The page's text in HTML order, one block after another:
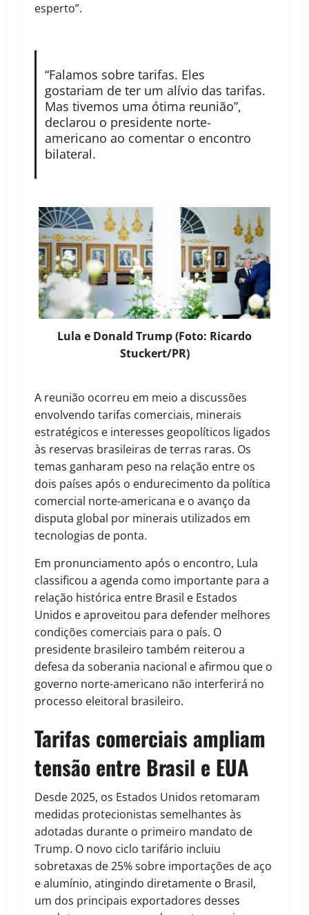
esperto”.
“Falamos sobre tarifas. Eles
gostariam de ter um alívio das tarifas.
Mas tivemos uma ótima reunião”,
declarou o presidente norte-
americano ao comentar o encontro
bilateral.
Lula e Donald Trump (Foto: Ricardo
Stuckert/PR)
A reunião ocorreu em meio a discussões
envolvendo tarifas comerciais, minerais
estratégicos e interesses geopolíticos ligados
às reservas brasileiras de terras raras. Os
temas ganharam peso na relação entre os
dois países após o endurecimento da política
comercial norte-americana e o avanço da
disputa global por minerais utilizados em
tecnologias de ponta.
Em pronunciamento após o encontro, Lula
classificou a agenda como importante para a
relação histórica entre Brasil e Estados
Unidos e aproveitou para defender melhores
condições comerciais para o país. O
presidente brasileiro também reiterou a
defesa da soberania nacional e afirmou que o
governo norte-americano não interferirá no
processo eleitoral brasileiro.
Tarifas comerciais ampliam
tensão entre Brasil e EUA
Desde 2025, os Estados Unidos retomaram
medidas protecionistas semelhantes às
adotadas durante o primeiro mandato de
Trump. O novo ciclo tarifário incluiu
sobretaxas de 25% sobre importações de aço
e alumínio, atingindo diretamente o Brasil,
um dos principais exportadores desses